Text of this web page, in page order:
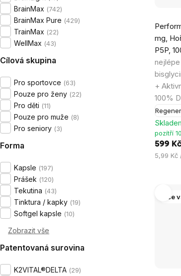
BrainMax 742
BrainMax Pure 429
TrainMax 22
WellMax 43
Cílová skupina
Pro sportovce 63
Pouze pro ženy 22
Pro děti 11
Pouze pro muže 8
Pro seniory 3
Forma
Kapsle 197
Prášek 120
Tekutina 43
Tinktura / kapky 19
Softgel kapsle 10
Zobrazit vše
Patentovaná surovina
K2VITAL®DELTA 29
mg,
P5P,
+
100%
je
4,9
z
5
pozítří
599
Měrná
5,99 Kč
Více